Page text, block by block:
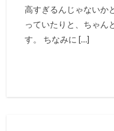
高すぎるんじゃないか
っていたりと、ちゃん
す。 ちなみに […]